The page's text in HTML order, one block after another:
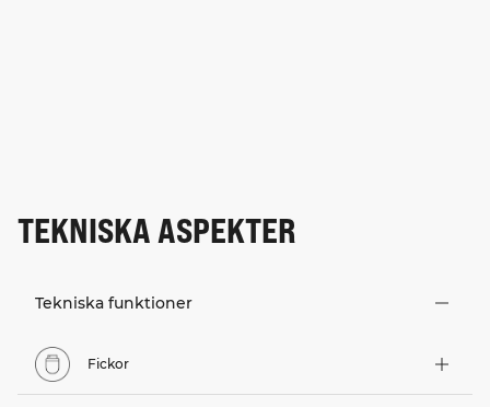
TEKNISKA ASPEKTER
Tekniska funktioner
Fickor